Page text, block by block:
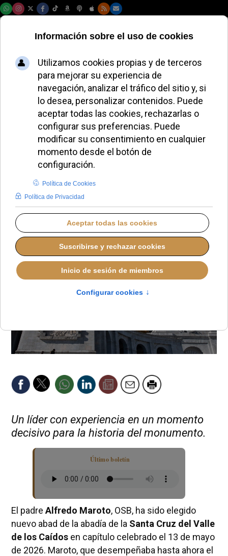
Alfredo Maroto,
nuevo abad del
Valle de los Caídos
ante el pulso con el
Gobierno
Un líder con experiencia en un momento
decisivo para la historia del monumento.
Último boletín
El padre Alfredo Maroto, OSB, ha sido elegido
nuevo abad de la abadía de la Santa Cruz del Valle
de los Caídosen capítulo celebrado el 13 de mayo
de 2026. Maroto, que desempeñaba hasta ahora el